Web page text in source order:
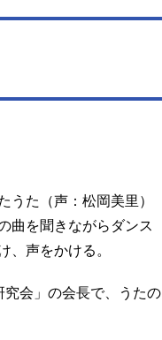
ン／キュアキッス：
タナカーン（田
うた（声：松岡美里）
曲を聞きながらダンス
、声をかける。
会」の会長で、うたの